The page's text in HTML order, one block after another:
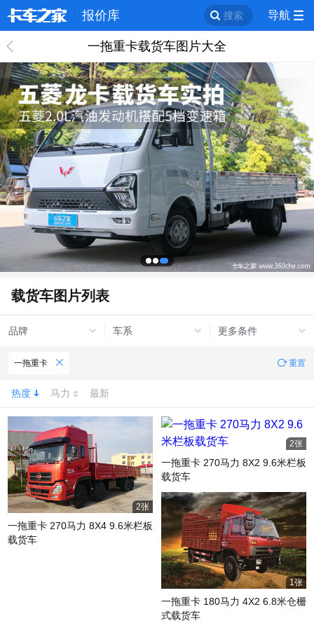
报价库 搜索 导航
回 一拖重卡载货车图片大全
载货车图片列表
品牌 车系 更多条件
一拖重卡 重置
热度 马力 最新
2张
一拖重卡 270马力 8X4 9.6米栏板
载货车
2张
一拖重卡 270马力 8X2 9.6米栏板
载货车
1张
一拖重卡 180马力 4X2 6.8米仓栅
式载货车